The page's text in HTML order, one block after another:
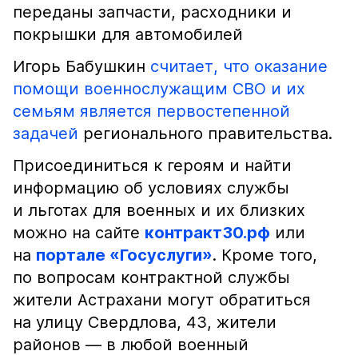
переданы запчасти, расходники и
покрышки для автомобилей
Игорь Бабушкин считает, что оказание
помощи военнослужащим СВО и их
семьям является первостепенной
задачей регионального правительства.
Присоединиться к героям и найти
информацию об условиях службы
и льготах для военных и их близких
можно на сайте контракт30.рф или
на портале «Госуслуги». Кроме того,
по вопросам контрактной службы
жители Астрахани могут обратиться
на улицу Свердлова, 43, жители
районов — в любой военный